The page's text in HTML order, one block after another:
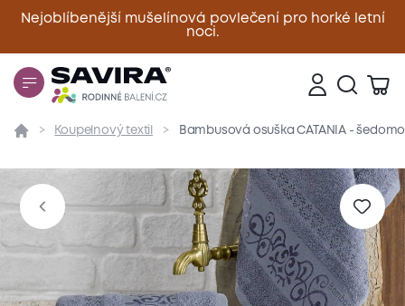
Nejoblíbenější mušelínová povlečení pro horké letní
noci.
Zavřít
Přehled Parametry Popis produktu Materiál
Koupelnový textil Bambusová osuška CATANIA -